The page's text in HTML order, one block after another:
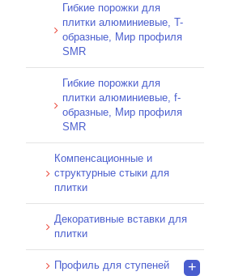
Гибкие порожки для
плитки алюминиевые, T-
образные, Мир профиля
SMR
Гибкие порожки для
плитки алюминиевые, f-
образные, Мир профиля
SMR
Компенсационные и
структурные стыки для
плитки
Декоративные вставки для
плитки
Профиль для ступеней +